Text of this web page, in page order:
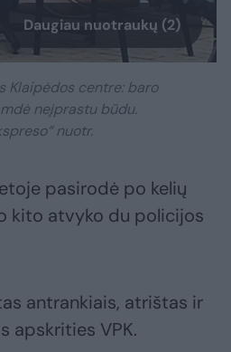
Daugiau nuotraukų (2)
Klaipėdos centre: baro
neįprastu būdu.
nuotr.
pasirodė po kelių
kito atvyko du policijos
antrankiais, atrištas ir
apskrities VPK.